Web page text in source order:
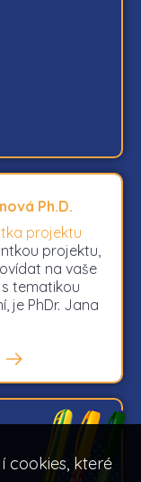
Ph.D.
projektu
projektu,
na vaše
tematikou
je PhDr. Jana
cookies, které